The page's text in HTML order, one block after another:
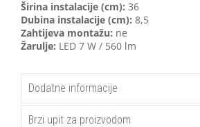
Širina instalacije (cm): 36
Dubina instalacije (cm): 8,5
Zahtijeva montažu: ne
Žarulje: LED 7 W / 560 lm
Dodatne informacije
Brzi upit za proizvodom